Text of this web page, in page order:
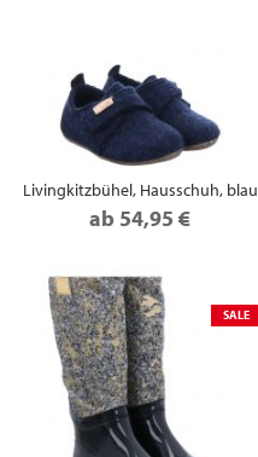
Livingkitzbühel, Hausschuh, blau
ab 54,95 €
SALE